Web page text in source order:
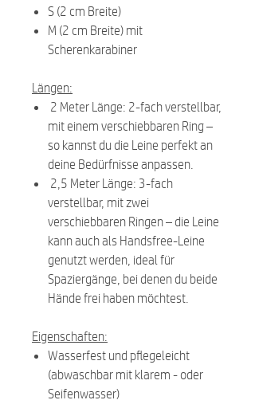
S (2 cm Breite)
M (2 cm Breite) mit
Scherenkarabiner
Längen:
2 Meter Länge: 2-fach verstellbar,
mit einem verschiebbaren Ring –
so kannst du die Leine perfekt an
deine Bedürfnisse anpassen.
2,5 Meter Länge: 3-fach
verstellbar, mit zwei
verschiebbaren Ringen – die Leine
kann auch als Handsfree-Leine
genutzt werden, ideal für
Spaziergänge, bei denen du beide
Hände frei haben möchtest.
Eigenschaften:
Wasserfest und pflegeleicht
(abwaschbar mit klarem - oder
Seifenwasser)